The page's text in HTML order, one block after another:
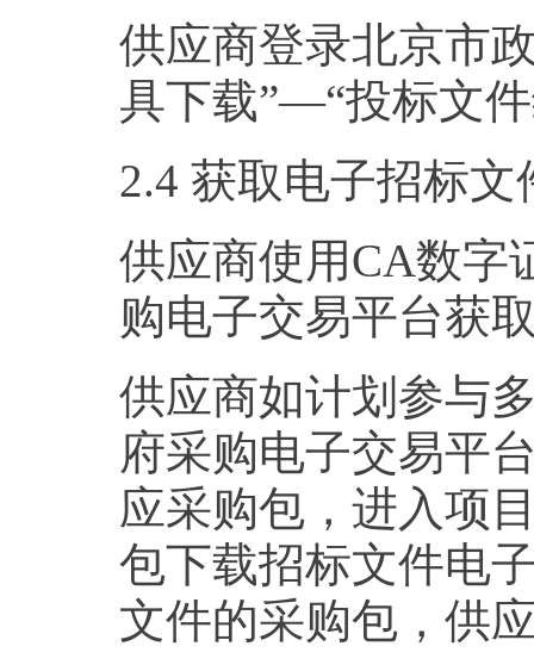
供应商登录北京市
具下载”—“投标文
2.4 获取电子招标文
供应商使用CA数字
购电子交易平台获
供应商如计划参与
府采购电子交易平
应采购包，进入项
包下载招标文件电
文件的采购包，供